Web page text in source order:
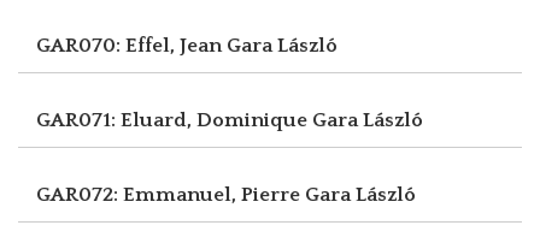
GAR070: Effel, Jean Gara László
GAR071: Eluard, Dominique Gara László
GAR072: Emmanuel, Pierre Gara László